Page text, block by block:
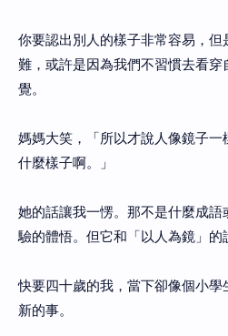
你要認出別人的樣子非常容易，
難，或許是因為我們不習慣去看
覺。
媽媽大笑，「所以才說人像鏡子
什麼樣子啊。」
她的話讓我一愣。那不是什麼成
驗的體悟。但它和「以人為鏡」的
快要四十歲的我，當下卻像個小
新的事。